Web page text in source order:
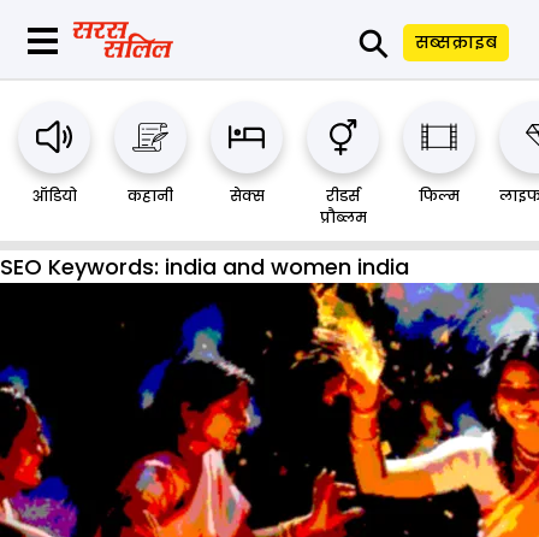
⚲ सब्सक्राइब
ऑडियो कहानी सेक्स
रीडर्स
प्रौब्लम
फिल्म
SEO Keywords: india and women india